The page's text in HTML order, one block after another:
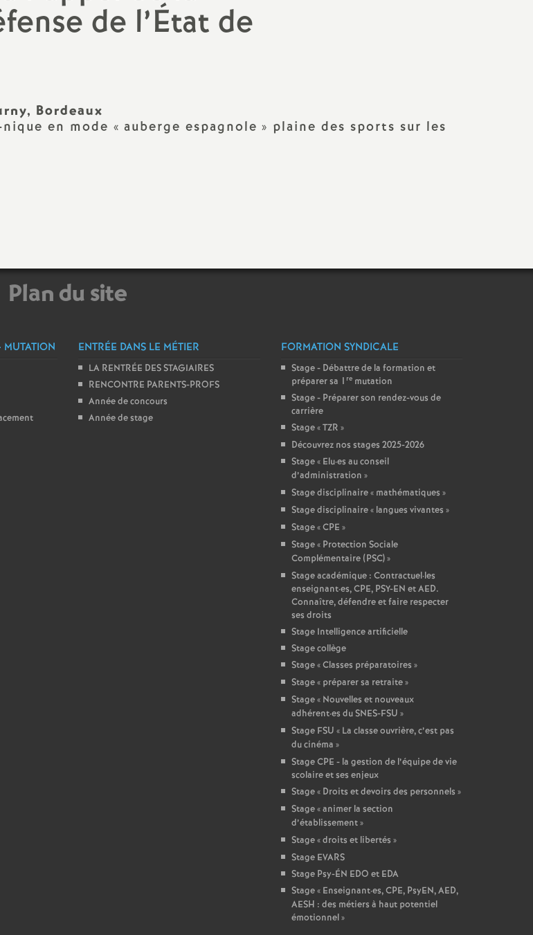
de l’État de
Bordeaux
en mode « auberge espagnole » plaine des sports sur les
Plan du site
ENTRÉE DANS LE MÉTIER
LA RENTRÉE DES STAGIAIRES
RENCONTRE PARENTS-PROFS
Année de concours
Année de stage
FORMATION SYNDICALE
Stage - Débattre de la formation et
préparer sa 1 remutation
Stage - Préparer son rendez-vous de
carrière
Stage «TZR »
Découvrez nos stages 2025-2026
Stage « Elu·es au conseil
d’administration »
Stage disciplinaire « mathématiques »
Stage disciplinaire « langues vivantes »
Stage «CPE »
Stage « Protection Sociale
Complémentaire (PSC)»
Stage académique : Contractuel·les
enseignant·es, CPE, PSY-EN et AED.
Connaître, défendre et faire respecter
ses droits
Stage Intelligence artificielle
Stage collège
Stage «Classes préparatoires »
Stage « préparer sa retraite»
Stage « Nouvelles et nouveaux
adhérent·es du SNES-FSU »
Stage FSU « La classe ouvrière, c’est pas
du cinéma »
Stage CPE - la gestion de l’équipe de vie
scolaire et ses enjeux
Stage « Droits et devoirs des personnels »
Stage «animer la section
d’établissement»
Stage «droits et libertés »
Stage EVARS
Stage Psy-ÉN EDO et EDA
Stage « Enseignant·es, CPE, PsyEN, AED,
AESH : des métiers à haut potentiel
émotionnel»